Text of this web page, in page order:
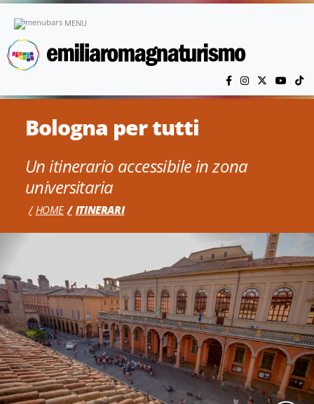
MENU
Bologna per tutti
Un itinerario accessibile in zona
universitaria
HOME ITINERARI